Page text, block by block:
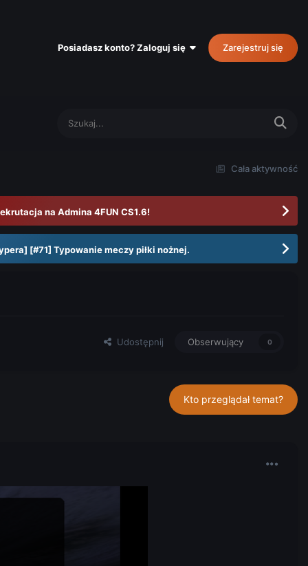
Posiadasz konto? Zaloguj się Zarejestruj się
Cała aktywność
na Admina 4FUN CS1.6!
[#71] Typowanie meczy piłki nożnej.
Udostępnij Obserwujący 0
Kto przeglądał temat?